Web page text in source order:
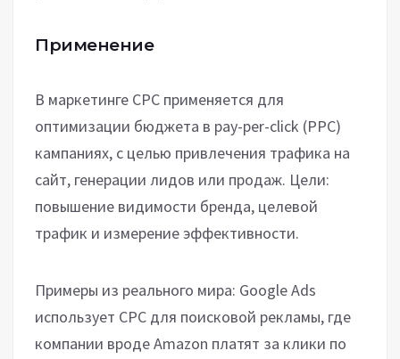
Применение
В маркетинге CPC применяется для
оптимизации бюджета в pay-per-click (PPC)
кампаниях, с целью привлечения трафика на
сайт, генерации лидов или продаж. Цели:
повышение видимости бренда, целевой
трафик и измерение эффективности.
Примеры из реального мира: Google Ads
использует CPC для поисковой рекламы, где
компании вроде Amazon платят за клики по